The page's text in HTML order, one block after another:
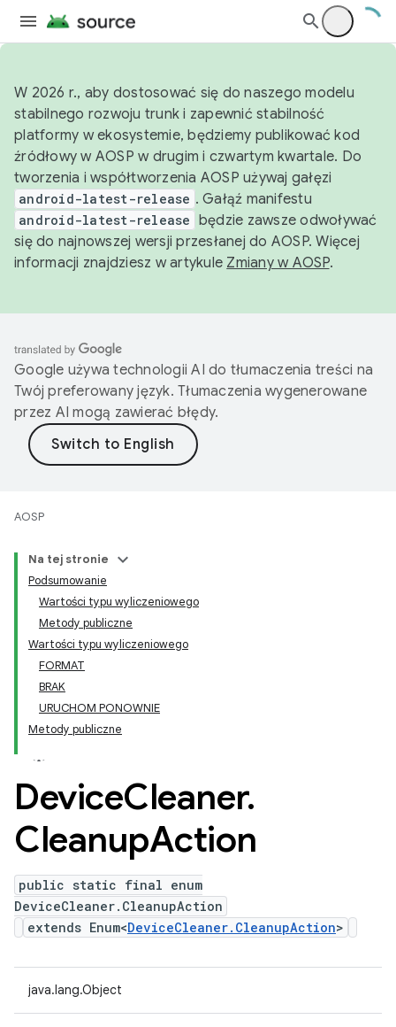
W 2026 r., aby dostosować się do naszego modelu
stabilnego rozwoju trunk i zapewnić stabilność
platformy w ekosystemie, będziemy publikować kod
źródłowy w AOSP w drugim i czwartym kwartale. Do
tworzenia i współtworzenia AOSP używaj gałęzi
android-latest-release . Gałąź manifestu
android-latest-release będzie zawsze odwoływać
się do najnowszej wersji przesłanej do AOSP. Więcej
informacji znajdziesz w artykule Zmiany w AOSP.
Google używa technologii AI do tłumaczenia treści na
Twój preferowany język. Tłumaczenia wygenerowane
przez AI mogą zawierać błędy.
AOSP
Na tej stronie
Podsumowanie
Wartości typu wyliczeniowego
Metody publiczne
Wartości typu wyliczeniowego
FORMAT
BRAK
URUCHOM PONOWNIE
Metody publiczne
DeviceCleaner.
CleanupAction
public static final enum
DeviceCleaner.CleanupAction
extends Enum<DeviceCleaner.CleanupAction>
java.lang.Object